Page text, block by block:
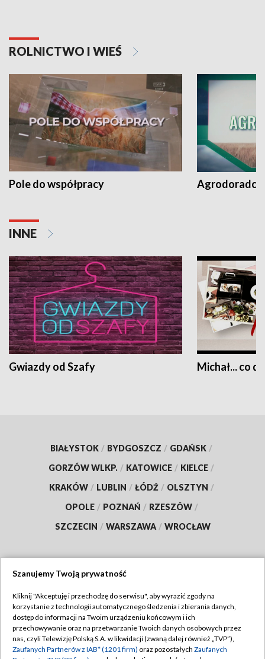
ROLNICTWO I WIEŚ
Pole do współpracy Agrodoradcy
INNE
Gwiazdy od Szafy Michał... co
BIAŁYSTOK / BYDGOSZCZ / GDAŃSK /
GORZÓW WLKP. / KATOWICE / KIELCE /
KRAKÓW / LUBLIN / ŁÓDŹ / OLSZTYN /
OPOLE / POZNAŃ / RZESZÓW /
SZCZECIN / WARSZAWA / WROCŁAW
TVP
Abonament TVP
Emisja w TVP
Regulamin TVP
Polityka prywatności
Szanujemy Twoją prywatność
Kliknij "Akceptuję i przechodzę do serwisu", aby wyrazić zgody na
korzystanie z technologii automatycznego śledzenia i zbierania danych,
dostęp do informacji na Twoim urządzeniu końcowym i ich
przechowywanie oraz na przetwarzanie Twoich danych osobowych przez
nas, czyli Telewizję Polską S.A. w likwidacji (zwaną dalej również „TVP”),
Zaufanych Partnerów z IAB* (1201 firm) oraz pozostałych Zaufanych